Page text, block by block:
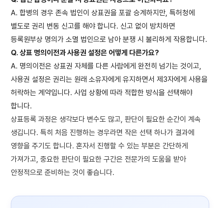
A. 합병의 경우 존속 법인이 상표권을 포괄 승계하지만, 특허청에
별도로 권리 변동 신고를 해야 합니다. 신고 없이 방치하면
등록원부상 명의가 소멸 법인으로 남아 분쟁 시 불리하게 작용합니다.
Q. 상표 명의이전과 사용권 설정은 어떻게 다른가요?
A. 명의이전은 상표권 자체를 다른 사람에게 완전히 넘기는 것이고,
사용권 설정은 권리는 원래 소유자에게 유지하면서 제3자에게 사용을
허락하는 계약입니다. 사업 상황에 따라 적합한 방식을 선택해야
합니다.
상표등록 과정은 생각보다 변수도 많고, 판단이 필요한 순간이 계속
생깁니다. 특히 처음 진행하는 경우라면 작은 선택 하나가 결과에
영향을 주기도 합니다. 혼자서 진행할 수 있는 부분은 간단하게
가져가고, 중요한 판단이 필요한 구간은 전문가의 도움을 받아
안정적으로 준비하는 것이 좋습니다.